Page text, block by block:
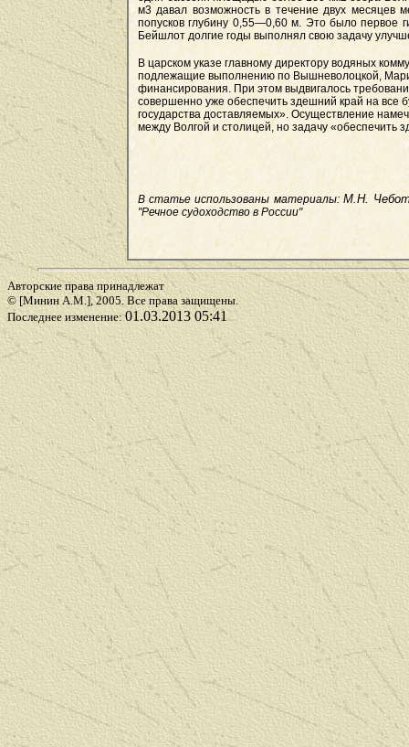
м3 давал возможность в течение двух месяцев
попусков глубину 0,55—0,60 м. Это было первое
Бейшлот долгие годы выполнял свою задачу
В царском указе главному директору водяных
подлежащие выполнению по Вышневолоцкой,
финансирования. При этом выдвигалось
совершенно уже обеспечить здешний край на все
государства доставляемых». Осуществление
между Волгой и столицей, но задачу
В статье использованы материалы: М.Н.
"Речное судоходство в России"
Авторские права принадлежат
© [Минин А.М.], 2005. Все права защищены.
Последнее изменение:01.03.2013 05:41